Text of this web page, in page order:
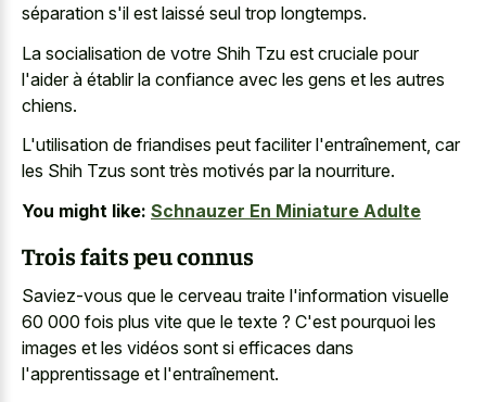
séparation s'il est laissé seul trop longtemps.
La socialisation de votre Shih Tzu est cruciale pour
l'aider à établir la confiance avec les gens et les autres
chiens.
L'utilisation de friandises peut faciliter l'entraînement, car
les Shih Tzus sont très motivés par la nourriture.
You might like: Schnauzer En Miniature Adulte
Trois faits peu connus
Saviez-vous que le cerveau traite l'information visuelle
60 000 fois plus vite que le texte ? C'est pourquoi les
images et les vidéos sont si efficaces dans
l'apprentissage et l'entraînement.